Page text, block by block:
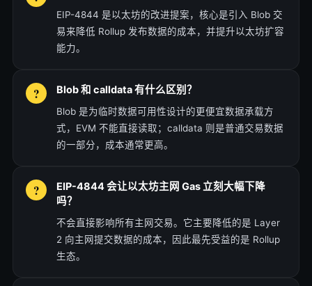
EIP-4844 是以太坊的改进提案，核心是引入 Blob 交
易来降低 Rollup 发布数据的成本，并提升以太坊扩容
能力。
Blob 和 calldata 有什么区别？
Blob 是为临时数据可用性设计的更便宜数据承载方
式，EVM 不能直接读取；calldata 则是普通交易数据
的一部分，成本通常更高。
EIP-4844 会让以太坊主网 Gas 立刻大幅下降
吗？
不会直接影响所有主网交易。它主要降低的是 Layer
2 向主网提交数据的成本，因此最先受益的是 Rollup
生态。